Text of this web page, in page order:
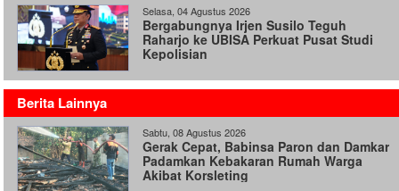
Selasa, 04 Agustus 2026
Bergabungnya Irjen Susilo Teguh
Raharjo ke UBISA Perkuat Pusat Studi
Kepolisian
Berita Lainnya
Sabtu, 08 Agustus 2026
Gerak Cepat, Babinsa Paron dan Damkar
Padamkan Kebakaran Rumah Warga
Akibat Korsleting